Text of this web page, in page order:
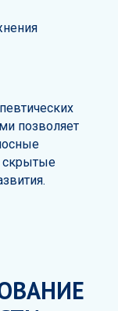
позволяет
скрытые